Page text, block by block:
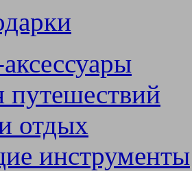
путешествий
отдых
инструменты